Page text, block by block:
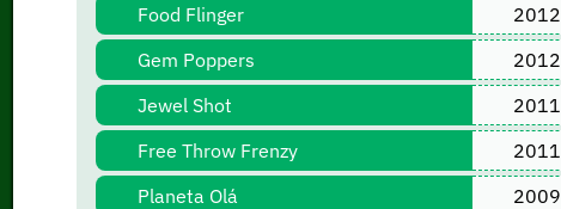
Food Flinger 2012
Gem Poppers 2012
Jewel Shot 2011
Free Throw Frenzy 2011
Planeta Olá 2009